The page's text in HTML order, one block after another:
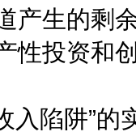
产生的剩
性投资和
陷阱”的